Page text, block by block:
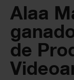
Alaa
de